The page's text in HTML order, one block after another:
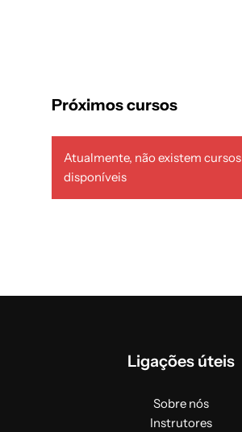
Próximos cursos
Atualmente, não existem cursos
disponíveis
Ligações úteis
Sobre nós
Instrutores